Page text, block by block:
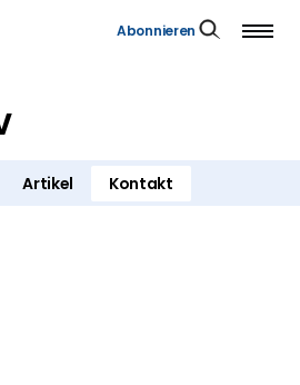
Abonnieren
Artikel Kontakt